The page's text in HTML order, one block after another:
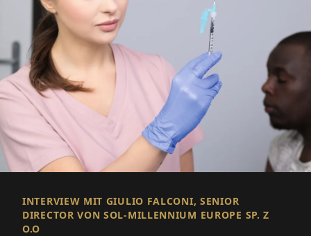
INTERVIEW MIT GIULIO FALCONI, SENIOR
DIRECTOR VON SOL-MILLENNIUM EUROPE SP. Z
O.O